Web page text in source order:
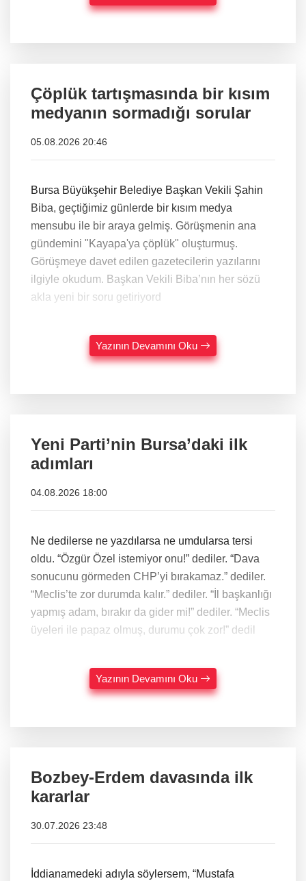
Çöplük tartışmasında bir kısım
medyanın sormadığı sorular
05.08.2026 20:46
Bursa Büyükşehir Belediye Başkan Vekili Şahin
Biba, geçtiğimiz günlerde bir kısım medya
mensubu ile bir araya gelmiş. Görüşmenin ana
gündemini "Kayapa'ya çöplük" oluşturmuş.
Görüşmeye davet edilen gazetecilerin yazılarını
ilgiyle okudum. Başkan Vekili Biba’nın her sözü
akla yeni bir soru getiriyord
Yazının Devamını Oku
Yeni Parti’nin Bursa’daki ilk
adımları
04.08.2026 18:00
Ne dedilerse ne yazdılarsa ne umdularsa tersi
oldu. “Özgür Özel istemiyor onu!” dediler. “Dava
sonucunu görmeden CHP’yi bırakamaz.” dediler.
“Meclis’te zor durumda kalır.” dediler. “İl başkanlığı
yapmış adam, bırakır da gider mi!” dediler. “Meclis
üyeleri ile papaz olmuş, durumu çok zor!” dedil
Yazının Devamını Oku
Bozbey-Erdem davasında ilk
kararlar
30.07.2026 23:48
İddianamedeki adıyla söylersem, “Mustafa